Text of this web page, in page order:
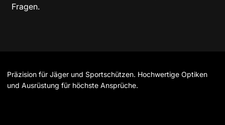
Fragen.
Präzision für Jäger und Sportschützen. Hochwertige Optiken
und Ausrüstung für höchste Ansprüche.